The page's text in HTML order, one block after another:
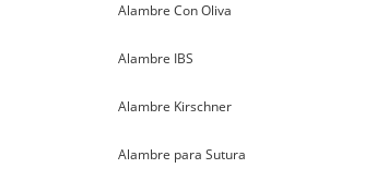
Alambre Con Oliva
Alambre IBS
Alambre Kirschner
Alambre para Sutura